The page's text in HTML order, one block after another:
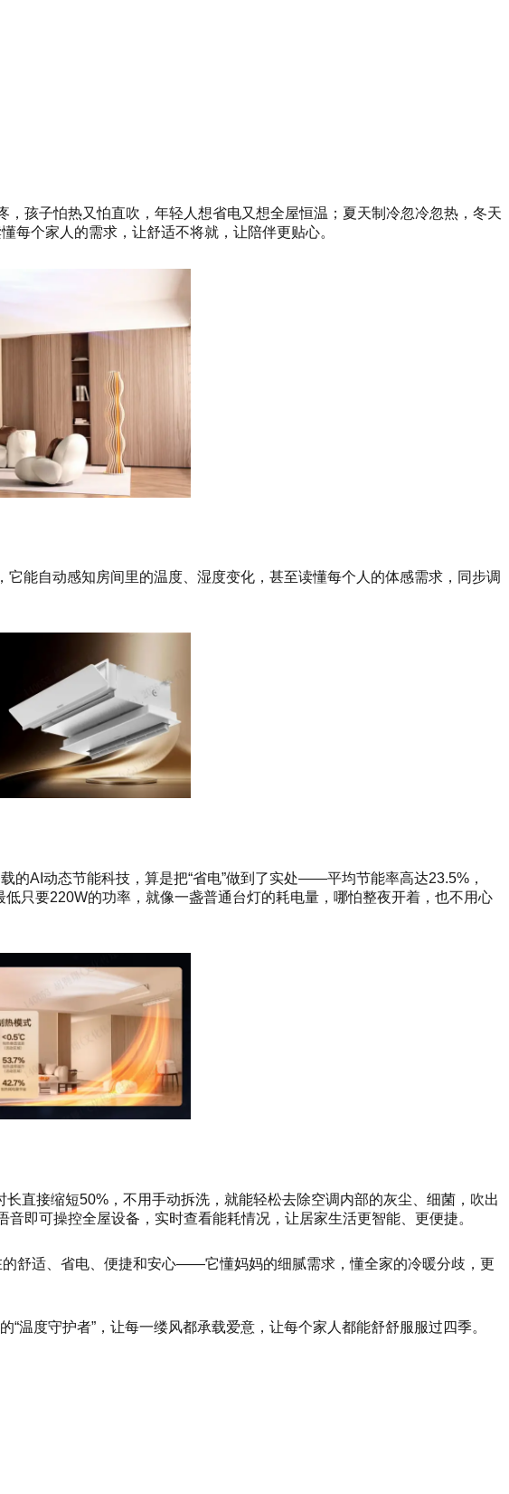
孩子怕热又怕直吹，年轻人想省电又想全屋恒温；夏天制冷忽冷忽热，冬天
个家人的需求，让舒适不将就，让陪伴更贴心。
能自动感知房间里的温度、湿度变化，甚至读懂每个人的体感需求，同步调
的AI动态节能科技，算是把“省电”做到了实处——平均节能率高达23.5%，
只要220W的功率，就像一盏普通台灯的耗电量，哪怕整夜开着，也不用心
直接缩短50%，不用手动拆洗，就能轻松去除空调内部的灰尘、细菌，吹出
即可操控全屋设备，实时查看能耗情况，让居家生活更智能、更便捷。
舒适、省电、便捷和安心——它懂妈妈的细腻需求，懂全家的冷暖分歧，更
温度守护者”，让每一缕风都承载爱意，让每个家人都能舒舒服服过四季。